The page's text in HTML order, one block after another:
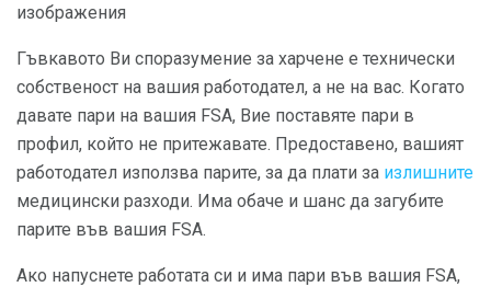
изображения
Гъвкавото Ви споразумение за харчене е технически
собственост на вашия работодател, а не на вас. Когато
давате пари на вашия FSA, Вие поставяте пари в
профил, който не притежавате. Предоставено, вашият
работодател използва парите, за да плати за излишните
медицински разходи. Има обаче и шанс да загубите
парите във вашия FSA.
Ако напуснете работата си и има пари във вашия FSA,